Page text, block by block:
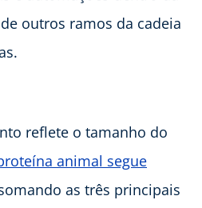
outros ramos da cadeia
reflete o tamanho do
animal segue
as três principais